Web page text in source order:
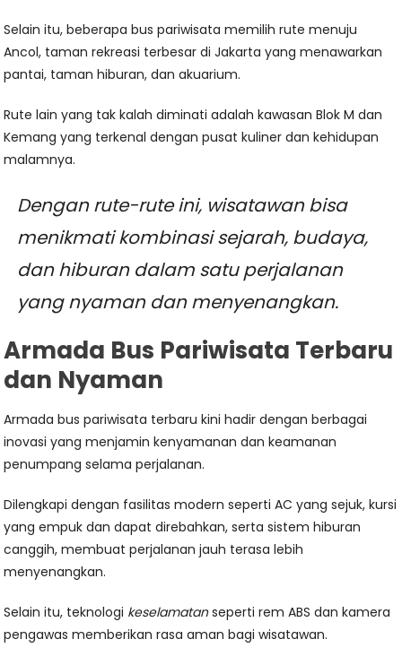
Selain itu, beberapa bus pariwisata memilih rute menuju
Ancol, taman rekreasi terbesar di Jakarta yang menawarkan
pantai, taman hiburan, dan akuarium.
Rute lain yang tak kalah diminati adalah kawasan Blok M dan
Kemang yang terkenal dengan pusat kuliner dan kehidupan
malamnya.
Dengan rute-rute ini, wisatawan bisa
menikmati kombinasi sejarah, budaya,
dan hiburan dalam satu perjalanan
yang nyaman dan menyenangkan.
Armada Bus Pariwisata Terbaru
dan Nyaman
Armada bus pariwisata terbaru kini hadir dengan berbagai
inovasi yang menjamin kenyamanan dan keamanan
penumpang selama perjalanan.
Dilengkapi dengan fasilitas modern seperti AC yang sejuk, kursi
yang empuk dan dapat direbahkan, serta sistem hiburan
canggih, membuat perjalanan jauh terasa lebih
menyenangkan.
Selain itu, teknologi keselamatanseperti rem ABS dan kamera
pengawas memberikan rasa aman bagi wisatawan.